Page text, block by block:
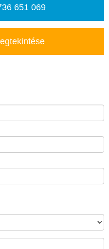
651 069